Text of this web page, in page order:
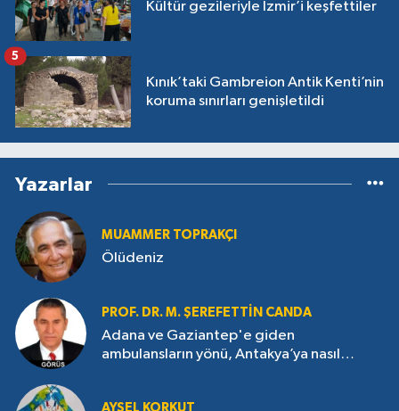
Kültür gezileriyle İzmir’i keşfettiler
Kınık’taki Gambreion Antik Kenti’nin
koruma sınırları genişletildi
5
Yazarlar
MUAMMER TOPRAKÇI
Ölüdeniz
PROF. DR. M. ŞEREFETTIN CANDA
Adana ve Gaziantep'e giden
ambulansların yönü, Antakya’ya nasıl
AYSEL KORKUT